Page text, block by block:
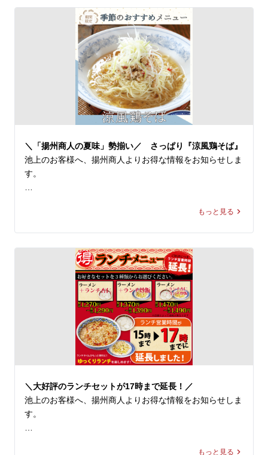
●よだれ鶏＋パクチー
特製ピリ辛タレをまとった柔らかな鶏肉の旨味をパクチー
が引き立て、風味がぐっと増して、味わい最高！ビールの
お供にも最強です。
パクチーはおいしさだけでなく、ビタミンをたっぷり含ん
だカラダに嬉しい健康ハーブでもあります。身体の元気も
キレイもキープしたいあなたにオススメです。
パクチストの皆様も、ちょっと冒険してみたい方も、ぜひ
「追いパク」で爽やかな美味しさをお楽しみください！
皆様のご来店を、中国ラーメン揚州商人 池上店スタッフ
◆『冷し黒酢麺』1,170〜1,190円(税込)
※店舗により販売価格が異なります
本場中国の黒酢と伝統飲料「酸梅湯（サンメイタン）」を
組み合わせた、酸味と旨味が凝縮された一杯です。スープ
は、真っ黒い見た目とは裏腹に、まろやかな口当たりの酸
味と程よい甘みがあり、黒酢の豊かな風味とコクが口の中
に広がります。
白髪ネギ、鶏ひき肉、ザーサイ、2種のパプリカなどの多
種の食材は、重層的な旨味を引き出し、お箸が進むこと間
違いなし！
麺)または低糖質麺(+130円)】の2種類となっております。
酸味と旨味の合わさった中国テイスト溢れる冷し麺、ぜひ
一度ご賞味ください。皆様のご来店を、中国ラーメン揚州
商人 池上店スタッフ一同、心よりお待ちしております。
＼「揚州商人の夏味」勢揃い／ さっぱり『涼風鶏そば』
池上のお客様へ、揚州商人よりお得な情報をお知らせしま
す。
◆『涼風鶏そば』1,170～1,190円(税込)
※店舗により販売価格が異なります
スープはあっさりとした塩味で、鶏ひき肉の旨味と野菜の
甘味がベストマッチ！具材には、鶏そぼろや刻んだパプリ
カ、タケノコ、ザーサイ、白髪ネギなどを使用し、多種の
食材が口の中で重層的な旨味と、食感の楽しさを引き立て
ます。
こんもりと盛られた具材をくずしながら、麺・スープと絡
めて食べるとお箸が止まらなくなること間違いなし。喉越
しもよく、清涼感溢れる一杯は、暑い季節にピッタリで
す！
※当店の冷し麺でお選びいただける麺の種類は【柳麺(細
もっと見る
＼大好評のランチセットが17時まで延長！／
池上のお客様へ、揚州商人よりお得な情報をお知らせしま
す。
もっと見る